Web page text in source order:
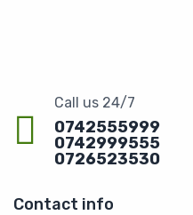
Call us 24/7
0742555999
0742999555
0726523530
Contact info